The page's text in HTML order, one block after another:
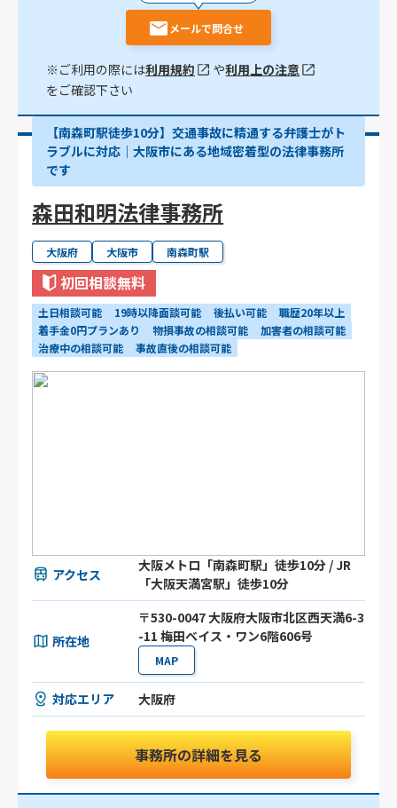
メールで問合せ
※ご利用の際には利用規約 や利用上の注意
をご確認下さい
【南森町駅徒歩10分】交通事故に精通する弁護士がト
ラブルに対応｜大阪市にある地域密着型の法律事務所
です
森田和明法律事務所
大阪府 大阪市 南森町駅
初回相談無料
土日相談可能 19時以降面談可能 後払い可能
職歴20年以上
着手金0円プランあり
物損事故の相談可能
加害者の相談可能
治療中の相談可能
事故直後の相談可能
アクセス
大阪メトロ「南森町駅」徒歩10分 / JR
「大阪天満宮駅」徒歩10分
所在地
〒530-0047 大阪府大阪市北区西天満6-3
-11 梅田ベイス・ワン6階606号
MAP
対応エリア 大阪府
事務所の詳細を見る